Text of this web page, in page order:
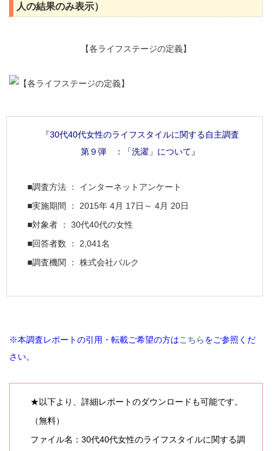
人の結果のみ表示）
【各ライフステージの定義】
『30代40代女性のライフスタイルに関する自主調査
第９弾 ：「洗濯」について』
■調査方法 ： インターネットアンケート
■実施期間 ： 2015年 4月 17日～ 4月 20日
■対象者 ： 30代40代の女性
■回答者数 ： 2,041名
■調査機関 ： 株式会社バルク
※本調査レポートの引用・転載ご希望の方はこちらをご参照くだ
さい。
★以下より、詳細レポートのダウンロードも可能です。
（無料）
ファイル名：30代40代女性のライフスタイルに関する調